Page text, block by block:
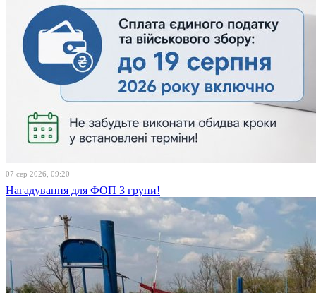
07 сер 2026, 09:20
Нагадування для ФОП 3 групи!